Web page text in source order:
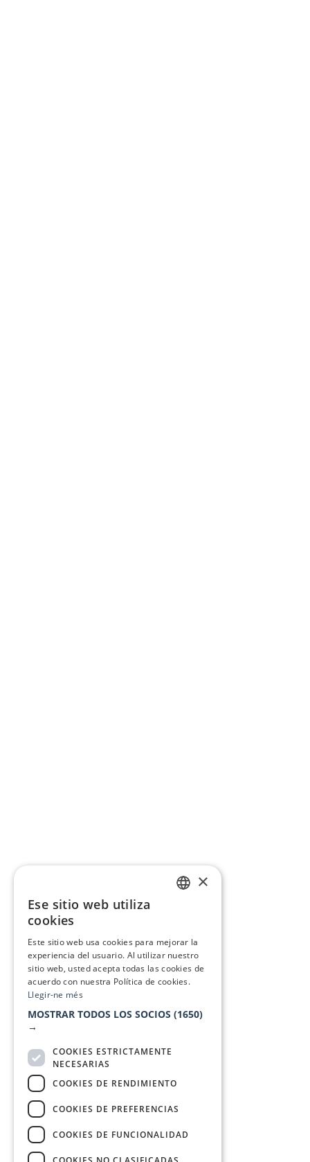
×
Ese sitio web utiliza
cookies
Este sitio web usa cookies para mejorar la
experiencia del usuario. Al utilizar nuestro
sitio web, usted acepta todas las cookies de
acuerdo con nuestra Política de cookies.
Llegir-ne més
MOSTRAR TODOS LOS SOCIOS (1650)
→
COOKIES ESTRICTAMENTE
NECESARIAS
COOKIES DE RENDIMIENTO
COOKIES DE PREFERENCIAS
COOKIES DE FUNCIONALIDAD